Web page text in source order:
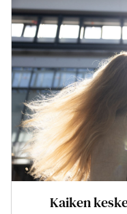
Kaiken